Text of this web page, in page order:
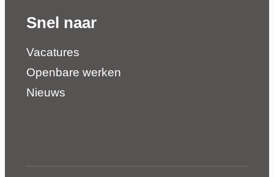
Snel naar
Vacatures
Openbare werken
Nieuws